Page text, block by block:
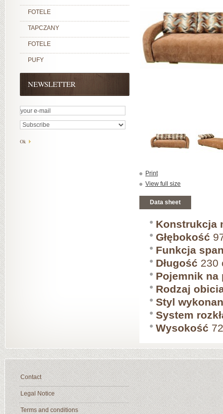
FOTELE
TAPCZANY
FOTELE
PUFY
NEWSLETTER
Print
View full size
Data sheet
Konstrukcja
Głębokość
Funkcja
Długość 230
Pojemnik na
Rodzaj
Styl
System
Wysokość
Contact
Legal Notice
Terms and conditions